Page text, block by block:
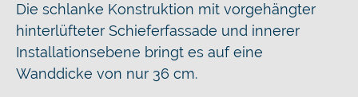
Die schlanke Konstruktion mit vorgehängter
hinterlüfteter Schieferfassade und innerer
Installationsebene bringt es auf eine
Wanddicke von nur 36 cm.